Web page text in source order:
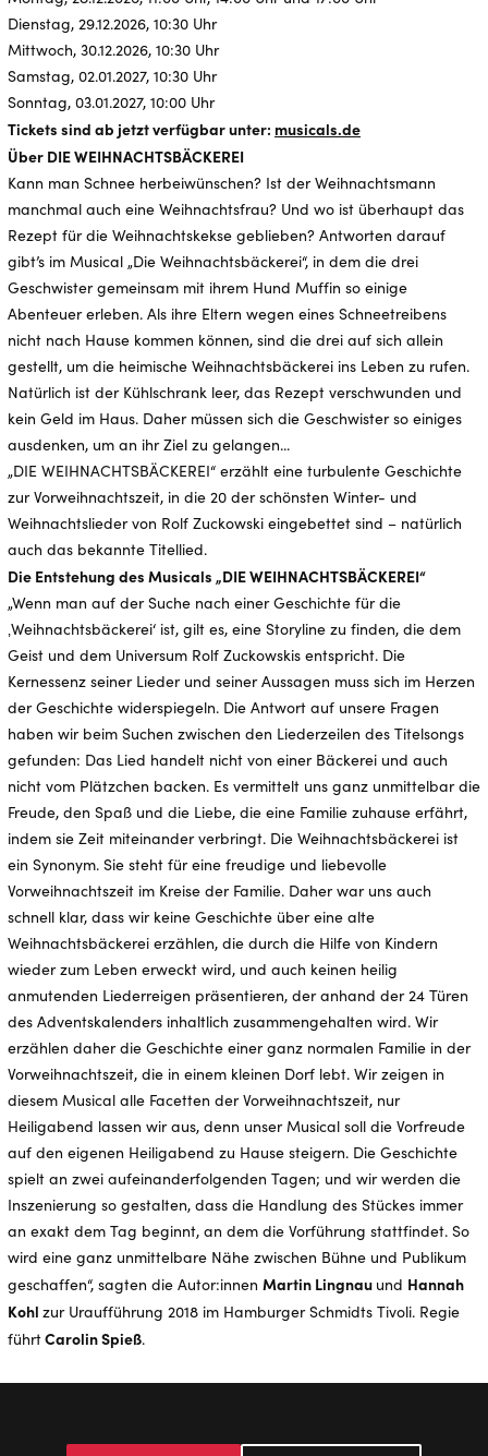
Dienstag, 29.12.2026, 10:30 Uhr
Mittwoch, 30.12.2026, 10:30 Uhr
Samstag, 02.01.2027, 10:30 Uhr
Sonntag, 03.01.2027, 10:00 Uhr
Tickets sind ab jetzt verfügbar unter: musicals.de
Über DIE WEIHNACHTSBÄCKEREI
Kann man Schnee herbeiwünschen? Ist der Weihnachtsmann
manchmal auch eine Weihnachtsfrau? Und wo ist überhaupt das
Rezept für die Weihnachtskekse geblieben? Antworten darauf
gibt’s im Musical „Die Weihnachtsbäckerei“, in dem die drei
Geschwister gemeinsam mit ihrem Hund Muffin so einige
Abenteuer erleben. Als ihre Eltern wegen eines Schneetreibens
nicht nach Hause kommen können, sind die drei auf sich allein
gestellt, um die heimische Weihnachtsbäckerei ins Leben zu rufen.
Natürlich ist der Kühlschrank leer, das Rezept verschwunden und
kein Geld im Haus. Daher müssen sich die Geschwister so einiges
ausdenken, um an ihr Ziel zu gelangen...
„DIE WEIHNACHTSBÄCKEREI“ erzählt eine turbulente Geschichte
zur Vorweihnachtszeit, in die 20 der schönsten Winter- und
Weihnachtslieder von Rolf Zuckowski eingebettet sind – natürlich
auch das bekannte Titellied.
Die Entstehung des Musicals „DIE WEIHNACHTSBÄCKEREI“
„Wenn man auf der Suche nach einer Geschichte für die
‚Weihnachtsbäckerei‘ ist, gilt es, eine Storyline zu finden, die dem
Geist und dem Universum Rolf Zuckowskis entspricht. Die
Kernessenz seiner Lieder und seiner Aussagen muss sich im Herzen
der Geschichte widerspiegeln. Die Antwort auf unsere Fragen
haben wir beim Suchen zwischen den Liederzeilen des Titelsongs
gefunden: Das Lied handelt nicht von einer Bäckerei und auch
nicht vom Plätzchen backen. Es vermittelt uns ganz unmittelbar die
Freude, den Spaß und die Liebe, die eine Familie zuhause erfährt,
indem sie Zeit miteinander verbringt. Die Weihnachtsbäckerei ist
ein Synonym. Sie steht für eine freudige und liebevolle
Vorweihnachtszeit im Kreise der Familie. Daher war uns auch
schnell klar, dass wir keine Geschichte über eine alte
Weihnachtsbäckerei erzählen, die durch die Hilfe von Kindern
wieder zum Leben erweckt wird, und auch keinen heilig
anmutenden Liederreigen präsentieren, der anhand der 24 Türen
des Adventskalenders inhaltlich zusammengehalten wird. Wir
erzählen daher die Geschichte einer ganz normalen Familie in der
Vorweihnachtszeit, die in einem kleinen Dorf lebt. Wir zeigen in
diesem Musical alle Facetten der Vorweihnachtszeit, nur
Heiligabend lassen wir aus, denn unser Musical soll die Vorfreude
auf den eigenen Heiligabend zu Hause steigern. Die Geschichte
spielt an zwei aufeinanderfolgenden Tagen; und wir werden die
Inszenierung so gestalten, dass die Handlung des Stückes immer
an exakt dem Tag beginnt, an dem die Vorführung stattfindet. So
wird eine ganz unmittelbare Nähe zwischen Bühne und Publikum
geschaffen“, sagten die Autor:innen Martin Lingnau und Hannah
Kohl zur Uraufführung 2018 im Hamburger Schmidts Tivoli. Regie
führtCarolin Spieß.